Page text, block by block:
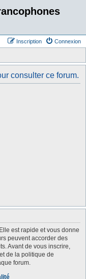
Connexion
Inscription
consulter ce forum.
est rapide et vous donne
peuvent accorder des
Avant de vous inscrire,
de la politique de
forum.